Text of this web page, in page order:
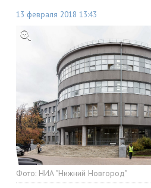
13 февраля 2018 13:43
Фото: НИА "Нижний Новгород"